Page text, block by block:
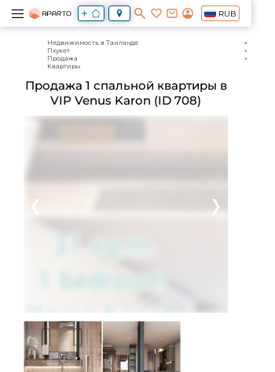
RUB
Недвижимость в Таиланде
Пхукет
Продажа
Квартиры
Продажа 1 спальной квартиры в
VIP Venus Karon (ID 708)